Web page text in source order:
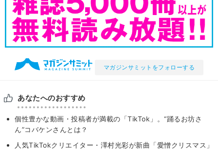
マガジンサミットをフォローする
あなたへのおすすめ
個性豊かな動画・投稿者が満載の「TikTok」。“踊るお坊さ
ん”コバケンさんとは？
人気TikTokクリエイター・澤村光彩が新曲「愛憎クリスマス」